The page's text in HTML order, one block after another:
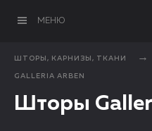
МЕНЮ
ШТОРЫ, КАРНИЗЫ, ТКАНИ
GALLERIA ARBEN
Шторы